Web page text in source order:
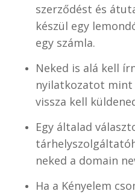
szerződést és
készül egy
egy számla.
Neked is alá kell
nyilatkozatot mint
vissza kell
Egy általad
neked a domain
Ha a Kényelem